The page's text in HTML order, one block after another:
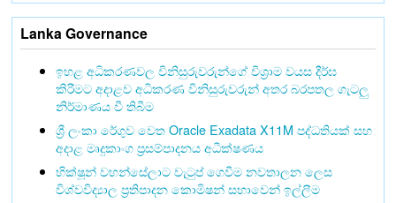
Lanka Governance
ඉහළ අධිකරණවල විනිසුරුවරුන්ගේ විශ්‍රාම වයස දීර්ඝ
කිරීමට අදාළව අධිකරණ විනිසුරුවරුන් අතර බරපතල ගැටලු
නිර්මාණය වී තිබීම
ශ්‍රී ලංකා රේගුව වෙත Oracle Exadata X11M පද්ධතියක් සහ
අදාළ මෘදුකාංග ප්‍රසම්පාදනය අධීක්ෂණය
භික්ෂූන් වහන්සේලාට වැටුප් ගෙවීම නවතාලන ලෙස
විශ්වවිද්‍යාල ප්‍රතිපාදන කොමිෂන් සභාවෙන් ඉල්ලීම